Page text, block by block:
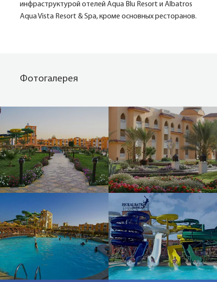
инфраструктурой отелей Aqua Blu Resort и Albatros
Aqua Vista Resort & Spa, кроме основных ресторанов.
Фотогалерея